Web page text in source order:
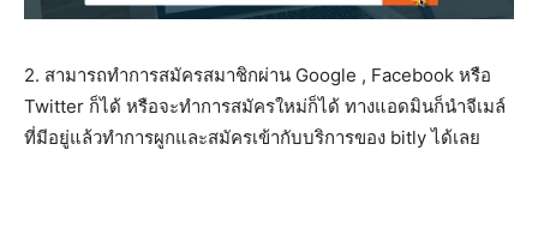
2. สามารถทำการสมัครสมาชิกผ่าน Google , Facebook หรือ
Twitter ก็ได้ หรือจะทำการสมัครใหม่ก็ได้ ทางแอดมินก็นำจีเมล์
ที่มีอยู่แล้วทำการผูกและสมัครเข้ากับบริการของ bitly ได้เลย